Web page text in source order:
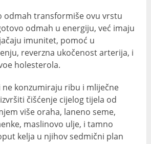
odmah transformiše ovu vrstu
odmah u energiju, već imaju
imunitet, pomoć u
reverzna ukočenost arterija, i
holesterola.
ne konzumiraju ribu i mliječne
čišćenje cijelog tijela od
više oraha, laneno seme,
maslinovo ulje, i tamno
kelja u njihov sedmični plan